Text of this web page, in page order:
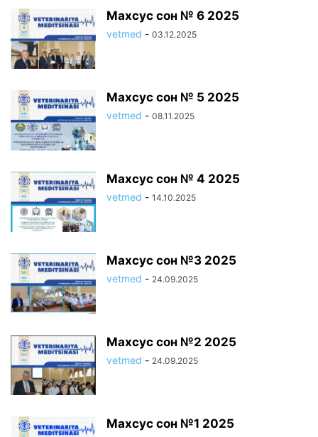
Махсус сон № 6 2025
vetmed - 03.12.2025
Махсус сон № 5 2025
vetmed - 08.11.2025
Махсус сон № 4 2025
vetmed - 14.10.2025
Mахсус сон №3 2025
vetmed - 24.09.2025
Mахсус сон №2 2025
vetmed - 24.09.2025
Mахсус сон №1 2025